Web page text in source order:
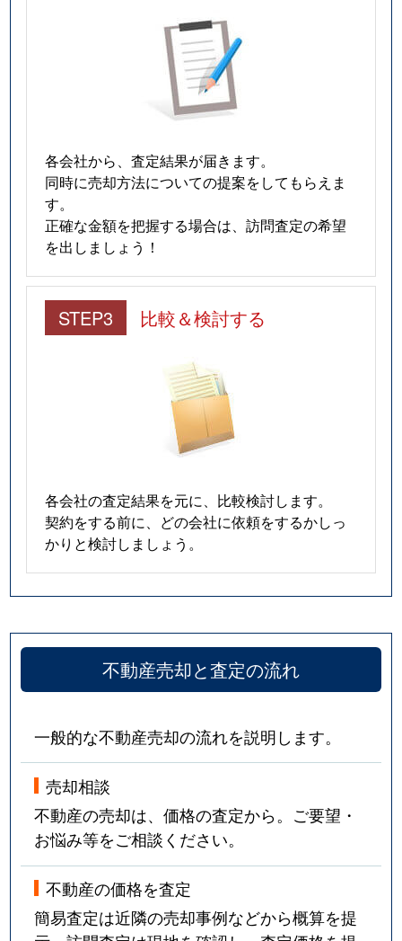
各会社から、査定結果が届きます。
同時に売却方法についての提案をしてもらえま
す。
正確な金額を把握する場合は、訪問査定の希望
を出しましょう！
STEP3 比較＆検討する
各会社の査定結果を元に、比較検討します。
契約をする前に、どの会社に依頼をするかしっ
かりと検討しましょう。
不動産売却と査定の流れ
一般的な不動産売却の流れを説明します。
売却相談
不動産の売却は、価格の査定から。ご要望・
お悩み等をご相談ください。
不動産の価格を査定
簡易査定は近隣の売却事例などから概算を提